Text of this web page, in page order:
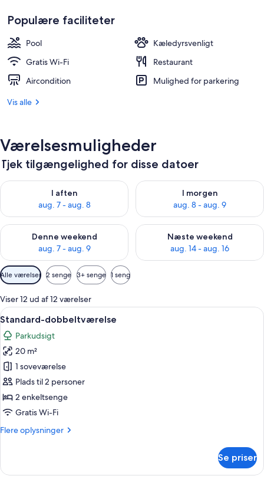
Luftfoto
Populære faciliteter
Pool
Kæledyrsvenligt
Gratis Wi-Fi
Restaurant
Aircondition
Mulighed for parkering
Vis alle
Værelsesmuligheder
Tjek tilgængelighed for disse datoer
I aften
aug. 7 - aug. 8
Tjek tilgængelighed for i aften aug. 7 - aug. 8
I morgen
aug. 8 - aug. 9
Tjek tilgængelighed for i
Denne weekend
aug. 7 - aug. 9
Tjek tilgængelighed for denne weekend aug. 7 - aug. 9
Næste weekend
aug. 14 - aug. 16
Tjek tilgængelighed for næste
Tilgængelige
filtre
for
værelser
Alle værelser 2 senge 3+ senge 1 seng
Viser 12 ud af 12 værelser
Indlæs
alle
billeder
af
Standard-
dobbeltværelse
Et hotelværelse med seng,
5
Standard-dobbeltværelse
Parkudsigt
20 m²
1 soveværelse
Plads til 2 personer
2 enkeltsenge
Gratis Wi-Fi
Flere oplysninger
Flere
dobbeltværelse
Se priser